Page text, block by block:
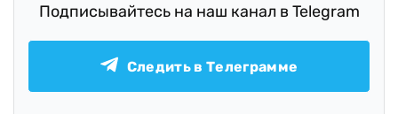
Подписывайтесь на наш канал в Telegram
Следить в Телеграмме